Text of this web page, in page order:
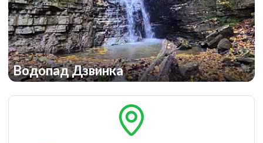
Водопад Дзвинка